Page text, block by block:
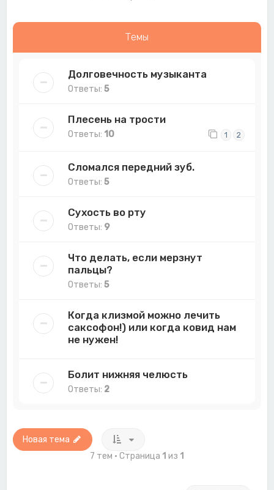
Темы
Долговечность музыканта
Ответы:5
Плесень на трости
Ответы: 10 1 2
Сломался передний зуб.
Ответы:5
Сухость во рту
Ответы: 9
Что делать, если мерзнут
пальцы?
Ответы:5
Когда клизмой можно лечить
саксофон!) или когда ковид нам
не нужен!
Болит нижняя челюсть
Ответы: 2
Новая тема
7 тем • Страница 1 из 1